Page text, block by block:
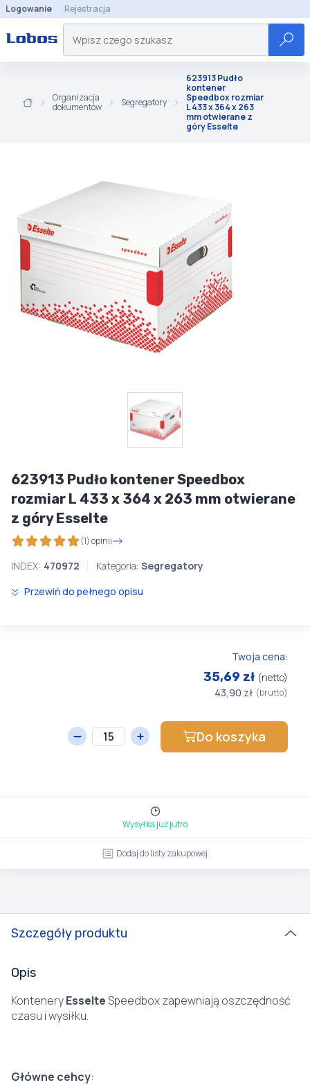
Logowanie Rejestracja
Organizacja
dokumentów
Segregatory
623913 Pudło
kontener
Speedbox rozmiar
L 433 x 364 x 263
mm otwierane z
góry Esselte
623913 Pudło kontener Speedbox
rozmiar L 433 x 364 x 263 mm otwierane
z góry Esselte
(1) opinii
INDEX: 470972 Kategoria: Segregatory
Przewiń do pełnego opisu
Twoja cena:
35,69 zł (netto)
43,90 zł (brutto)
Do koszyka
Wysyłka już jutro
Dodaj do listy zakupowej
Szczegóły produktu
Opis
KonteneryEsselteSpeedbox zapewniają oszczędność
czasu i wysiłku.
Główne cehcy: